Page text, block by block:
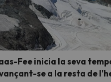
Fee inicia la seva
se a la resta de